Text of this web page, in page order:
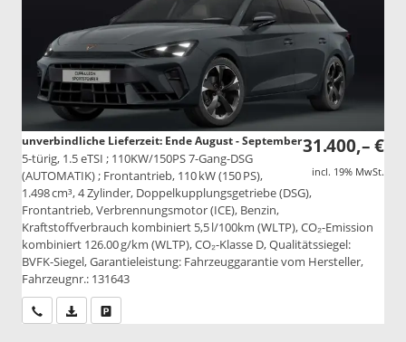
31.400,– €
incl. 19% MwSt.
unverbindliche Lieferzeit: Ende August - September
5-türig, 1.5 eTSI ; 110KW/150PS 7-Gang-DSG
(AUTOMATIK) ; Frontantrieb, 110 kW (150 PS),
1.498 cm³, 4 Zylinder, Doppelkupplungsgetriebe (DSG),
Frontantrieb, Verbrennungsmotor (ICE), Benzin,
Kraftstoffverbrauch kombiniert 5,5 l/100km (WLTP), CO₂-Emission
kombiniert 126.00 g/km (WLTP), CO₂-Klasse D, Qualitätssiegel:
BVFK-Siegel, Garantieleistung: Fahrzeuggarantie vom Hersteller,
Fahrzeugnr.: 131643
Wir rufen Sie anPDF-Datei, Fahrzeugexposé drucken